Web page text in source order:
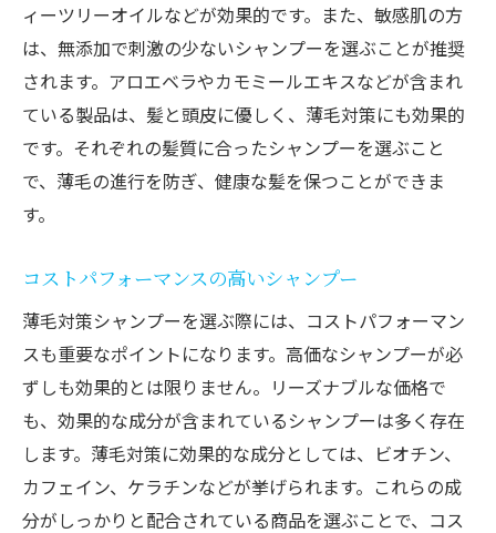
ィーツリーオイルなどが効果的です。また、敏感肌の方
は、無添加で刺激の少ないシャンプーを選ぶことが推奨
されます。アロエベラやカモミールエキスなどが含まれ
ている製品は、髪と頭皮に優しく、薄毛対策にも効果的
です。それぞれの髪質に合ったシャンプーを選ぶこと
で、薄毛の進行を防ぎ、健康な髪を保つことができま
す。
コストパフォーマンスの高いシャンプー
薄毛対策シャンプーを選ぶ際には、コストパフォーマン
スも重要なポイントになります。高価なシャンプーが必
ずしも効果的とは限りません。リーズナブルな価格で
も、効果的な成分が含まれているシャンプーは多く存在
します。薄毛対策に効果的な成分としては、ビオチン、
カフェイン、ケラチンなどが挙げられます。これらの成
分がしっかりと配合されている商品を選ぶことで、コス